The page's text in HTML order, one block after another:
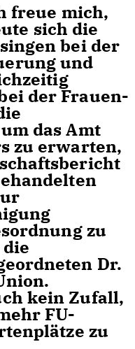
freue mich,
sich die
bei der
und
der Frauen-
das Amt
zu erwarten,
zu
Dr.
kein Zufall,
FU-
zu